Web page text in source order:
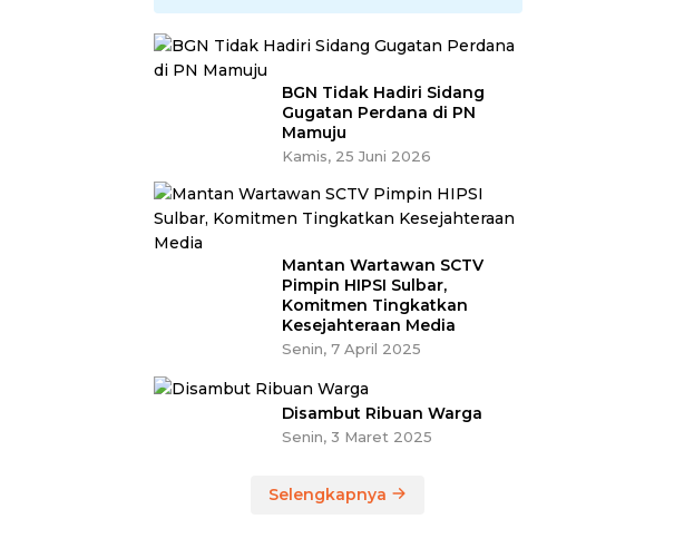
BGN Tidak Hadiri Sidang
Gugatan Perdana di PN
Mamuju
Kamis, 25 Juni 2026
Mantan Wartawan SCTV
Pimpin HIPSI Sulbar,
Komitmen Tingkatkan
Kesejahteraan Media
Senin, 7 April 2025
Disambut Ribuan Warga
Senin, 3 Maret 2025
Selengkapnya